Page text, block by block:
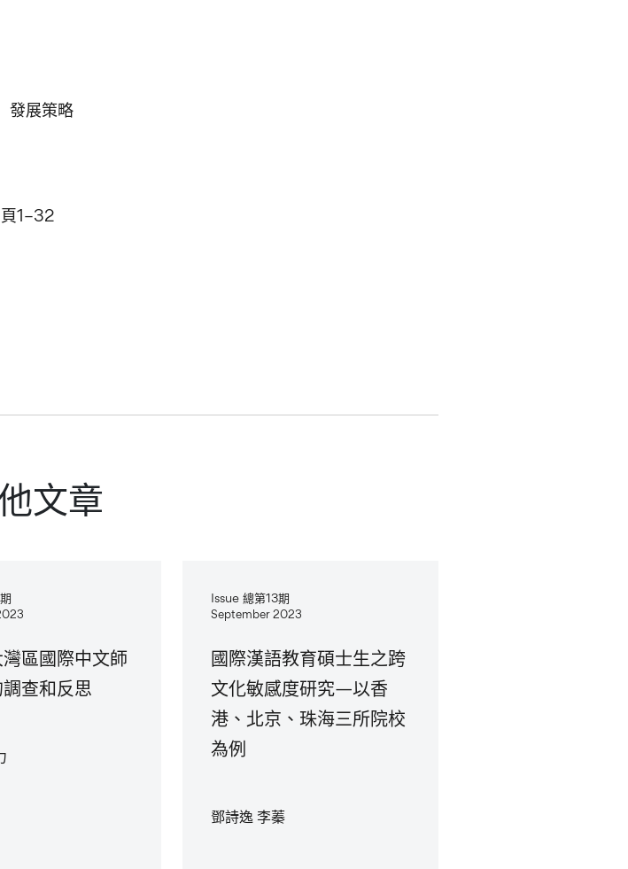
展策略
1–32
文章
區國際中文師
查和反思
Issue 總第13期
September 2023
國際漢語教育碩士生之跨
文化敏感度研究—以香
港、北京、珠海三所院校
為例
鄧詩逸 李蓁